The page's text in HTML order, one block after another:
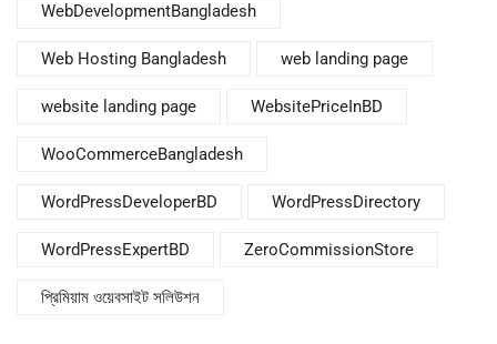
WebDevelopmentBangladesh
Web Hosting Bangladesh web landing page
website landing page WebsitePriceInBD
WooCommerceBangladesh
WordPressDeveloperBD WordPressDirectory
WordPressExpertBD ZeroCommissionStore
প্রিমিয়াম ওয়েবসাইট সলিউশন